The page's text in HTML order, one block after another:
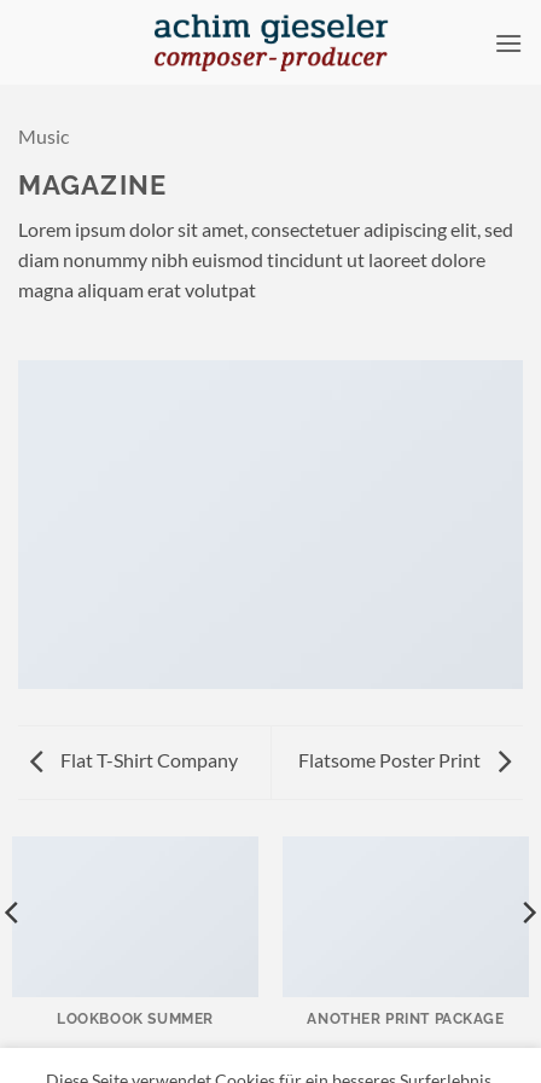
Music
MAGAZINE
Lorem ipsum dolor sit amet, consectetuer adipiscing elit, sed
diam nonummy nibh euismod tincidunt ut laoreet dolore
magna aliquam erat volutpat
Flat T-Shirt Company Flatsome Poster Print
LOOKBOOK SUMMER ANOTHER PRINT PACKAGE